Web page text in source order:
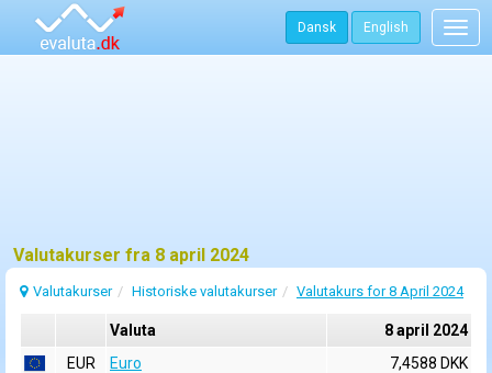
Dansk English
Valutakurser fra 8 april 2024
Valutakurser Historiske valutakurser Valutakurs for 8 April 2024
Valuta
8 april 2024
EUR
Euro
7,4588 DKK